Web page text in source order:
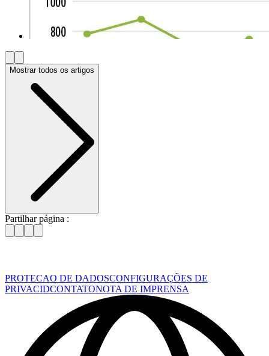
Mostrar todos os artigos
Partilhar página :
PROTECAO DE DADOSCONFIGURAÇÕES DE
PRIVACIDCONTATONOTA DE IMPRENSA